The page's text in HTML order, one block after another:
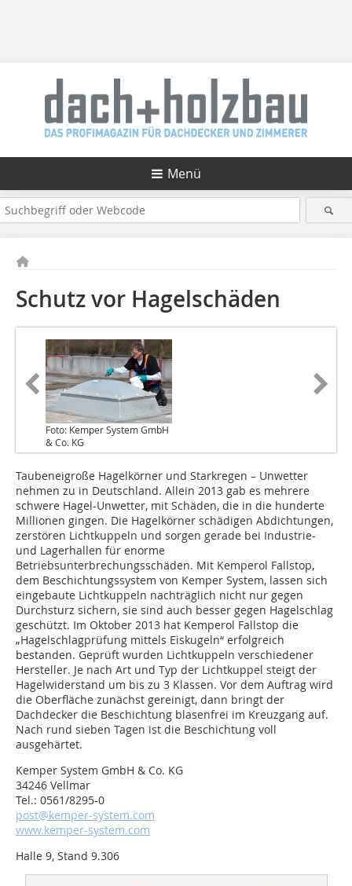
Menü
Schutz vor Hagelschäden
Foto: Kemper System GmbH
& Co. KG
Taubeneigroße Hagelkörner und Starkregen – Unwetter
nehmen zu in Deutschland. Allein 2013 gab es mehrere
schwere Hagel-Unwetter, mit Schäden, die in die hun­derte
Millionen gingen. Die Hagelkörner schädigen Abdichtungen,
zerstören Lichtkuppeln und sorgen gerade bei Industrie-
und Lagerhallen für enorme
Betriebsunterbrechungsschäden. Mit Kemperol Fallstop,
dem Beschichtungssystem von Kemper System, lassen sich
eingebaute Lichtkuppeln nachträglich nicht nur gegen
Durchsturz sichern, sie sind auch besser gegen Hagelschlag
geschützt. Im Oktober 2013 hat Kemperol Fallstop die
„Hagelschlagprüfung mittels Eiskugeln“ erfolgreich
bestanden. Geprüft wurden Lichtkuppeln verschiedener
Hersteller. Je nach Art und Typ der Lichtkuppel steigt der
Hagelwiderstand um bis zu 3 Klassen. Vor dem Auftrag wird
die Oberfläche zunächst gereinigt, dann bringt der
Dachdecker die Beschichtung blasenfrei im Kreuzgang auf.
Nach rund sieben Tagen ist die Beschichtung voll
ausgehärtet.
Kemper System GmbH & Co. KG
34246 Vellmar
Tel.: 0561/8295-0
post@kemper-system.com
www.kemper-system.com
Halle 9, Stand 9.306